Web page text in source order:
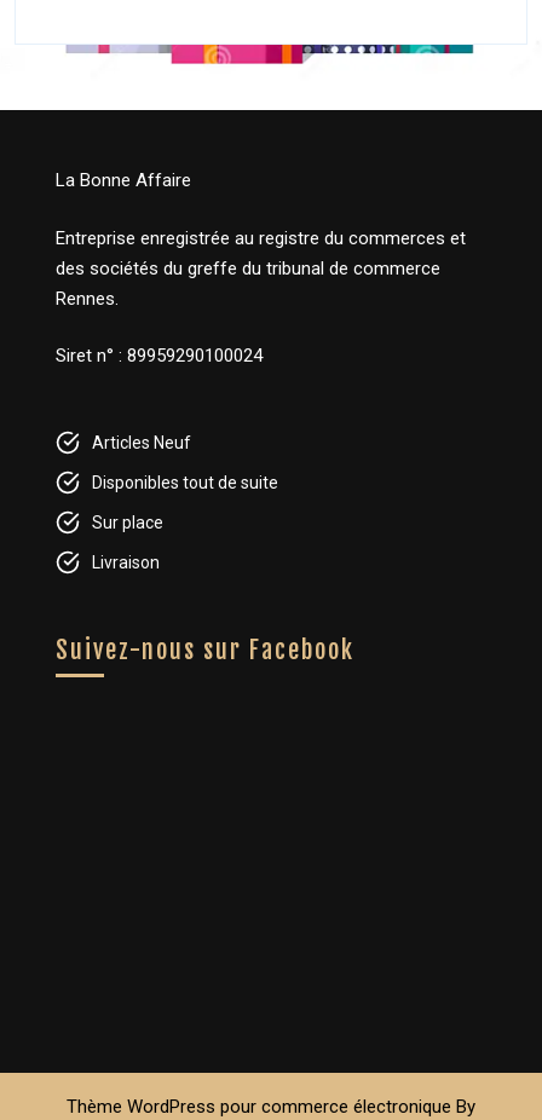
La Bonne Affaire
Entreprise enregistrée au registre du commerces et
des sociétés du greffe du tribunal de commerce
Rennes.
Siret n° : 89959290100024
Articles Neuf
Disponibles tout de suite
Sur place
Livraison
Suivez-nous sur Facebook
Thème WordPress pour commerce électronique By